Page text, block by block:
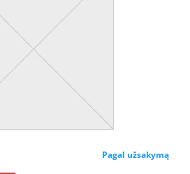
Pagal užsakymą